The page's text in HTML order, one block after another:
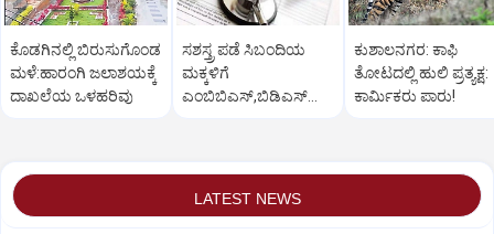
ಕೊಡಗಿನಲ್ಲಿ ಬಿರುಸುಗೊಂಡ
ಮಳೆ:ಹಾರಂಗಿ ಜಲಾಶಯಕ್ಕೆ
ದಾಖಲೆಯ ಒಳಹರಿವು
ಸಶಸ್ತ್ರ ಪಡೆ ಸಿಬಂದಿಯ
ಮಕ್ಕಳಿಗೆ
ಎಂಬಿಬಿಎಸ್‌,ಬಿಡಿಎಸ್‌
ಕುಶಾಲನಗರ: ಕಾಫಿ
ತೋಟದಲ್ಲಿ ಹುಲಿ ಪ್ರತ್ಯಕ್ಷ:
ಕಾರ್ಮಿಕರು ಪಾರು!
LATEST NEWS